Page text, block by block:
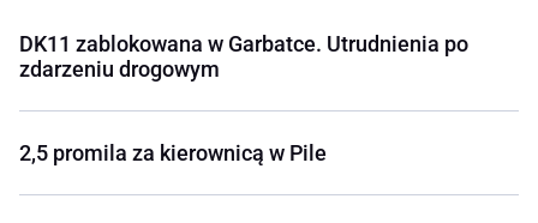
DK11 zablokowana w Garbatce. Utrudnienia po
zdarzeniu drogowym
2,5 promila za kierownicą w Pile